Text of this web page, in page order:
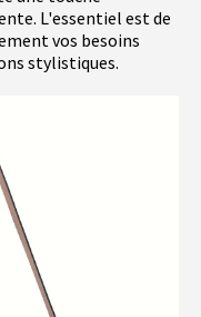
L'essentiel est de
vos besoins
stylistiques.